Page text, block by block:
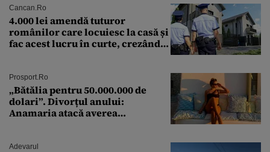
Cancan.ro
4.000 lei amendă tuturor
românilor care locuiesc la casă și
fac acest lucru în curte, crezând
Prosport.ro
„Bătălia pentru 50.000.000 de
dolari”. Divorțul anului:
Anamaria atacă averea
Adevarul